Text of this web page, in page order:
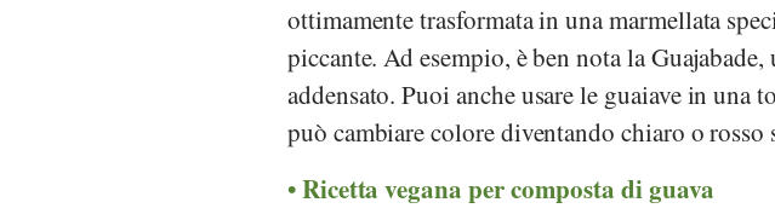
ottimamente trasformata in una marmellata
piccante. Ad esempio, è ben nota la
addensato. Puoi anche usare le guaiave in
può cambiare colore diventando chiaro o rosso
Ricetta vegana per composta di guava